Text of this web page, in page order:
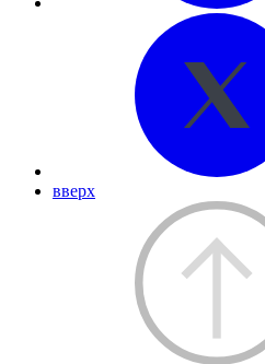
вверх